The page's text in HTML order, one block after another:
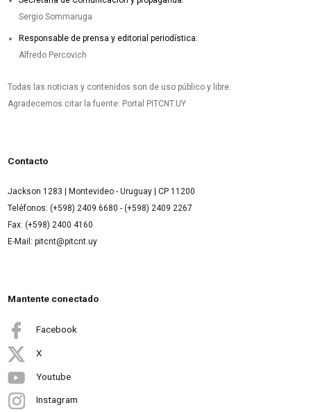
Sergio Sommaruga
Responsable de prensa y editorial periodística:
Alfredo Percovich
Todas las noticias y contenidos son de uso público y libre.
Agradecemos citar la fuente: Portal PITCNT.UY
Contacto
Jackson 1283 | Montevideo - Uruguay | CP 11200
Teléfonos: (+598) 2409 6680 - (+598) 2409 2267
Fax: (+598) 2400 4160
E-Mail: pitcnt@pitcnt.uy
Mantente conectado
Facebook
X
Youtube
Instagram